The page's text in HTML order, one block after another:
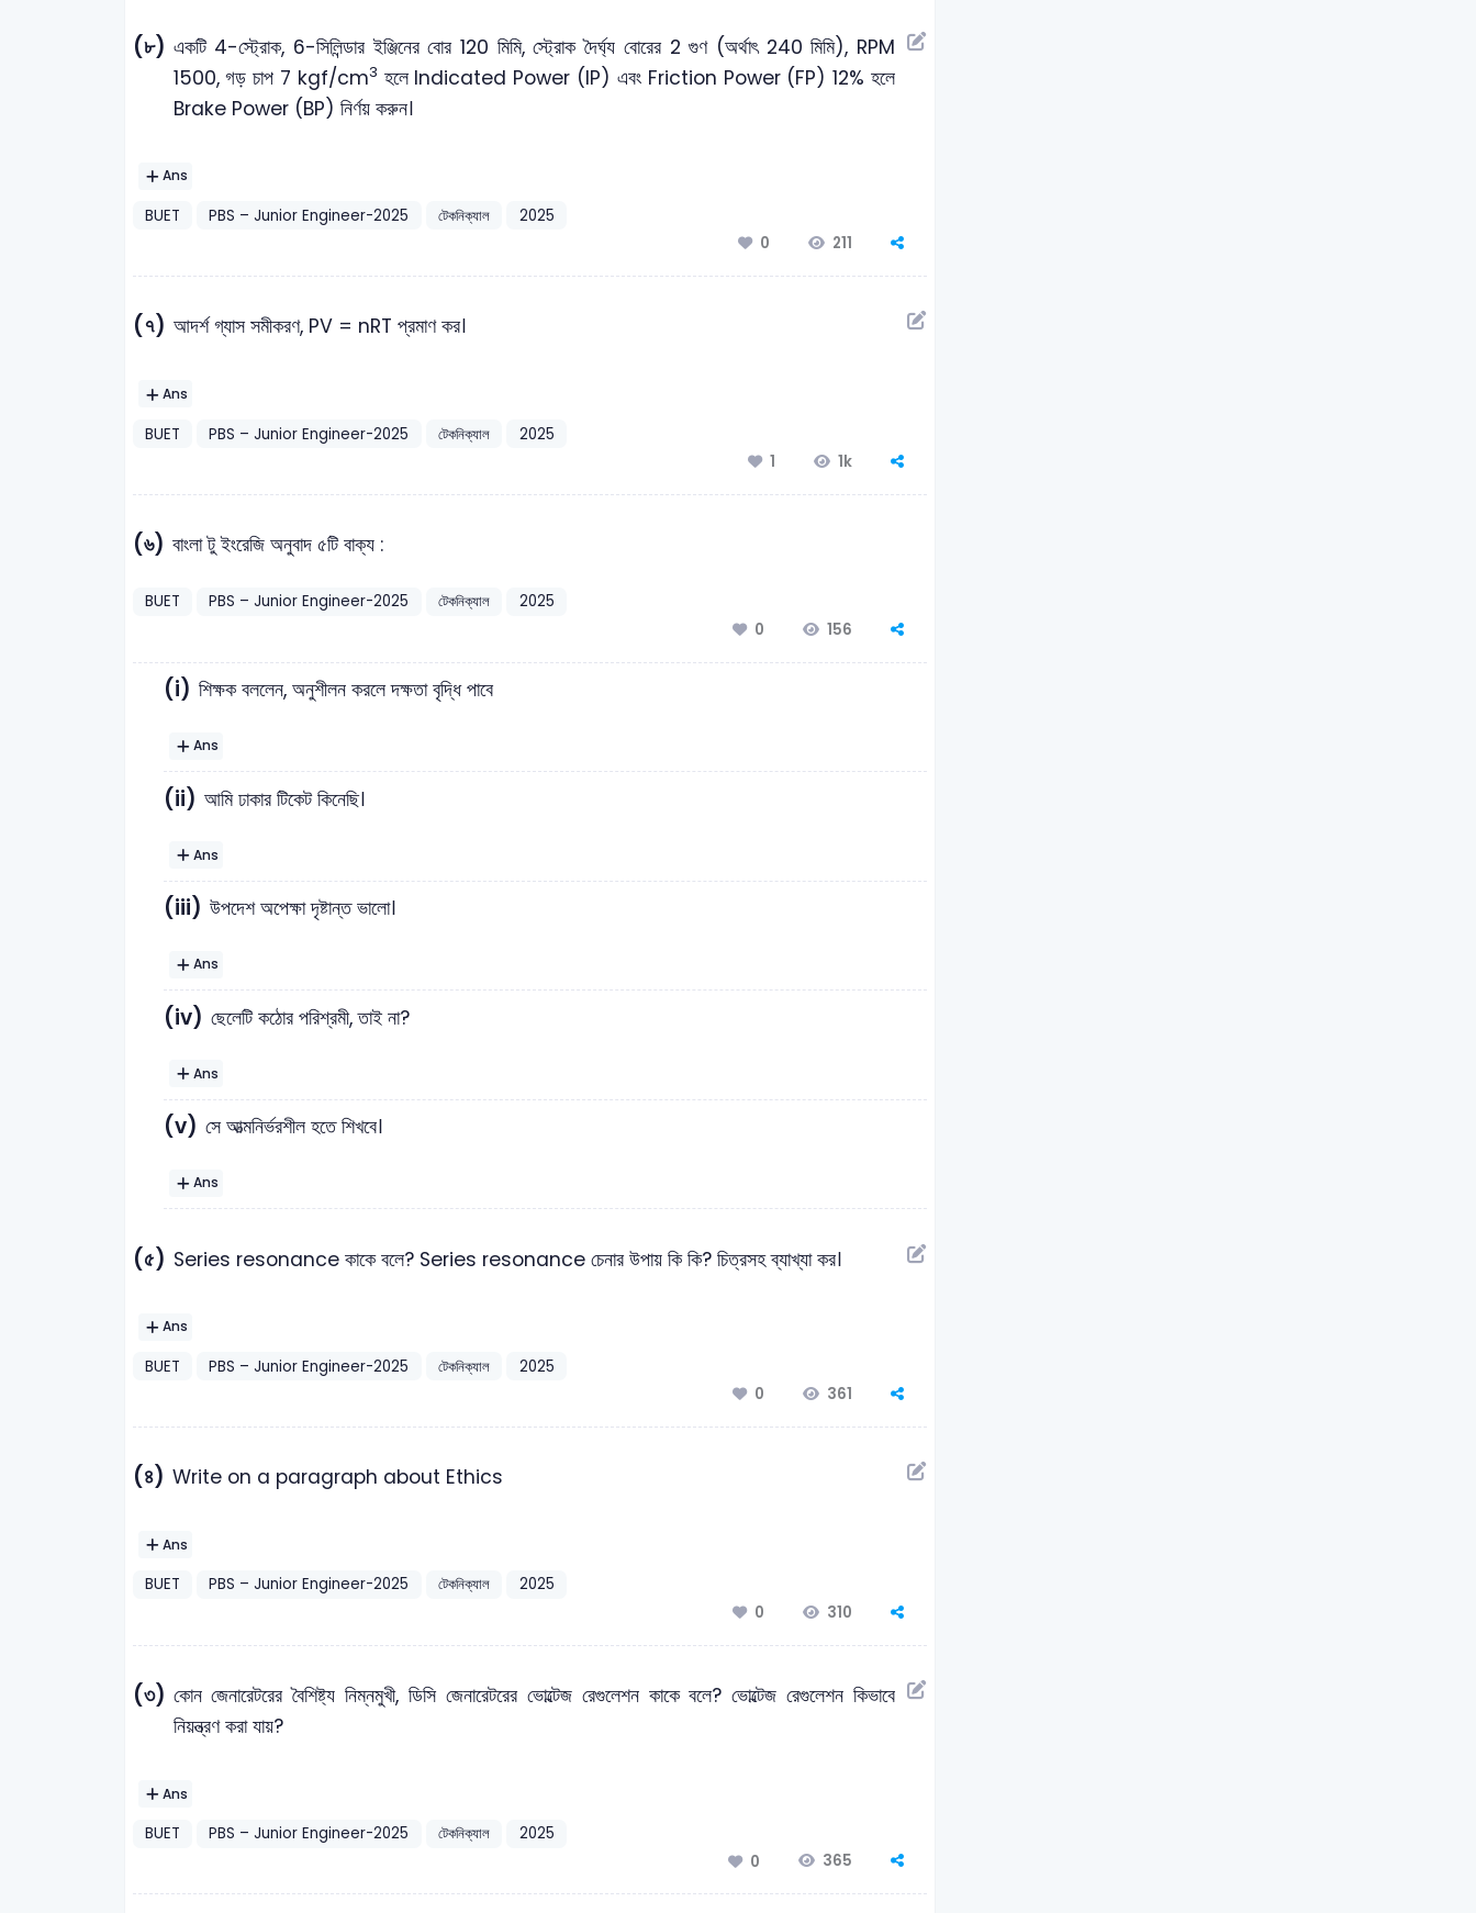
(৮) একটি 4-স্ট্রোক, 6-সিলিন্ডার ইঞ্জিনের বোর 120 মিমি, স্ট্রোক দৈর্ঘ্য বোরের 2 গুণ (অর্থাৎ 240 মিমি), RPM
1500, গড় চাপ 7 kgf/cm3 হলে Indicated Power (IP) এবং Friction Power (FP) 12% হলে
Brake Power (BP) নির্ণয় করুন।
Ans
BUET PBS – Junior Engineer-2025 টেকনিক্যাল
2025
0
211
(৭) আদর্শ গ্যাস সমীকরণ, PV = nRT প্রমাণ কর।
Ans
BUET PBS – Junior Engineer-2025 টেকনিক্যাল
2025
1
1k
(৬) বাংলা টু ইংরেজি অনুবাদ ৫টি বাক্য :
BUET PBS – Junior Engineer-2025 টেকনিক্যাল
2025
0
156
(i) শিক্ষক বললেন, অনুশীলন করলে দক্ষতা বৃদ্ধি পাবে
Ans
(ii) আমি ঢাকার টিকেট কিনেছি।
Ans
(iii) উপদেশ অপেক্ষা দৃষ্টান্ত ভালো।
Ans
(iv) ছেলেটি কঠোর পরিশ্রমী, তাই না?
Ans
(v) সে আত্মনির্ভরশীল হতে শিখবে।
Ans
(৫) Series resonance কাকে বলে? Series resonance চেনার উপায় কি কি? চিত্রসহ ব্যাখ্যা কর।
Ans
BUET PBS – Junior Engineer-2025 টেকনিক্যাল
2025
0
361
(৪) Write on a paragraph about Ethics
Ans
BUET PBS – Junior Engineer-2025 টেকনিক্যাল
2025
0
310
(৩) কোন জেনারেটরের বৈশিষ্ট্য নিম্নমুখী, ডিসি জেনারেটরের ভোল্টেজ রেগুলেশন কাকে বলে? ভোল্টেজ রেগুলেশন কিভাবে
নিয়ন্ত্রণ করা যায়?
Ans
BUET PBS – Junior Engineer-2025 টেকনিক্যাল
2025
0
365